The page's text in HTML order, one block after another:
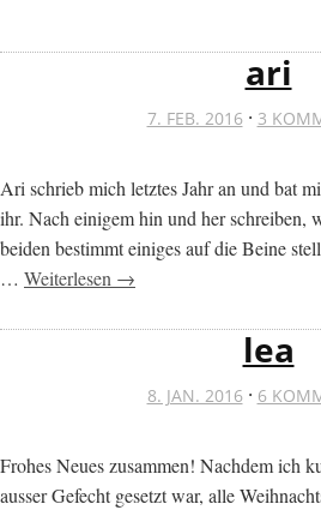
ari
7. FEB. 2016 · 3
Ari schrieb mich letztes Jahr an und bat
ihr. Nach einigem hin und her schreiben,
beiden bestimmt einiges auf die Beine
… Weiterlesen →
lea
8. JAN. 2016 · 6
Frohes Neues zusammen! Nachdem ich
ausser Gefecht gesetzt war, alle